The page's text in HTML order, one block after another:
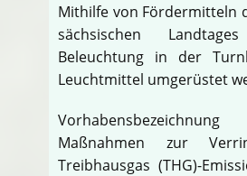
Mithilfe von Fördermitteln
sächsischen
Beleuchtung in der
Leuchtmittel umgerüstet
Maßnahmen zur
Treibhausgas (THG)-